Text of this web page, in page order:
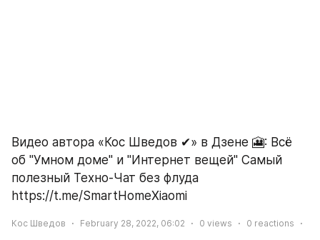
Видео автора «Кос Шведов ✔» в Дзене 🎦: Всё
об "Умном доме" и "Интернет вещей" Самый
полезный Техно-Чат без флуда
https://t.me/SmartHomeXiaomi
Кос Шведов February 28, 2022, 06:02 0 views 0 reactions